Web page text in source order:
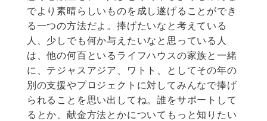
でより素晴らしいものを成し遂げることができ
る一つの方法だよ。捧げたいなと考えている
人、少しでも何か与えたいなと思っている人
は、他の何百といるライフハウスの家族と一緒
に、テジャスアジア、ワトト、としてその年の
別の支援やプロジェクトに対してみんなで捧げ
られることを思い出してね。誰をサポートして
るとか、献金方法とかについてもっと知りたい